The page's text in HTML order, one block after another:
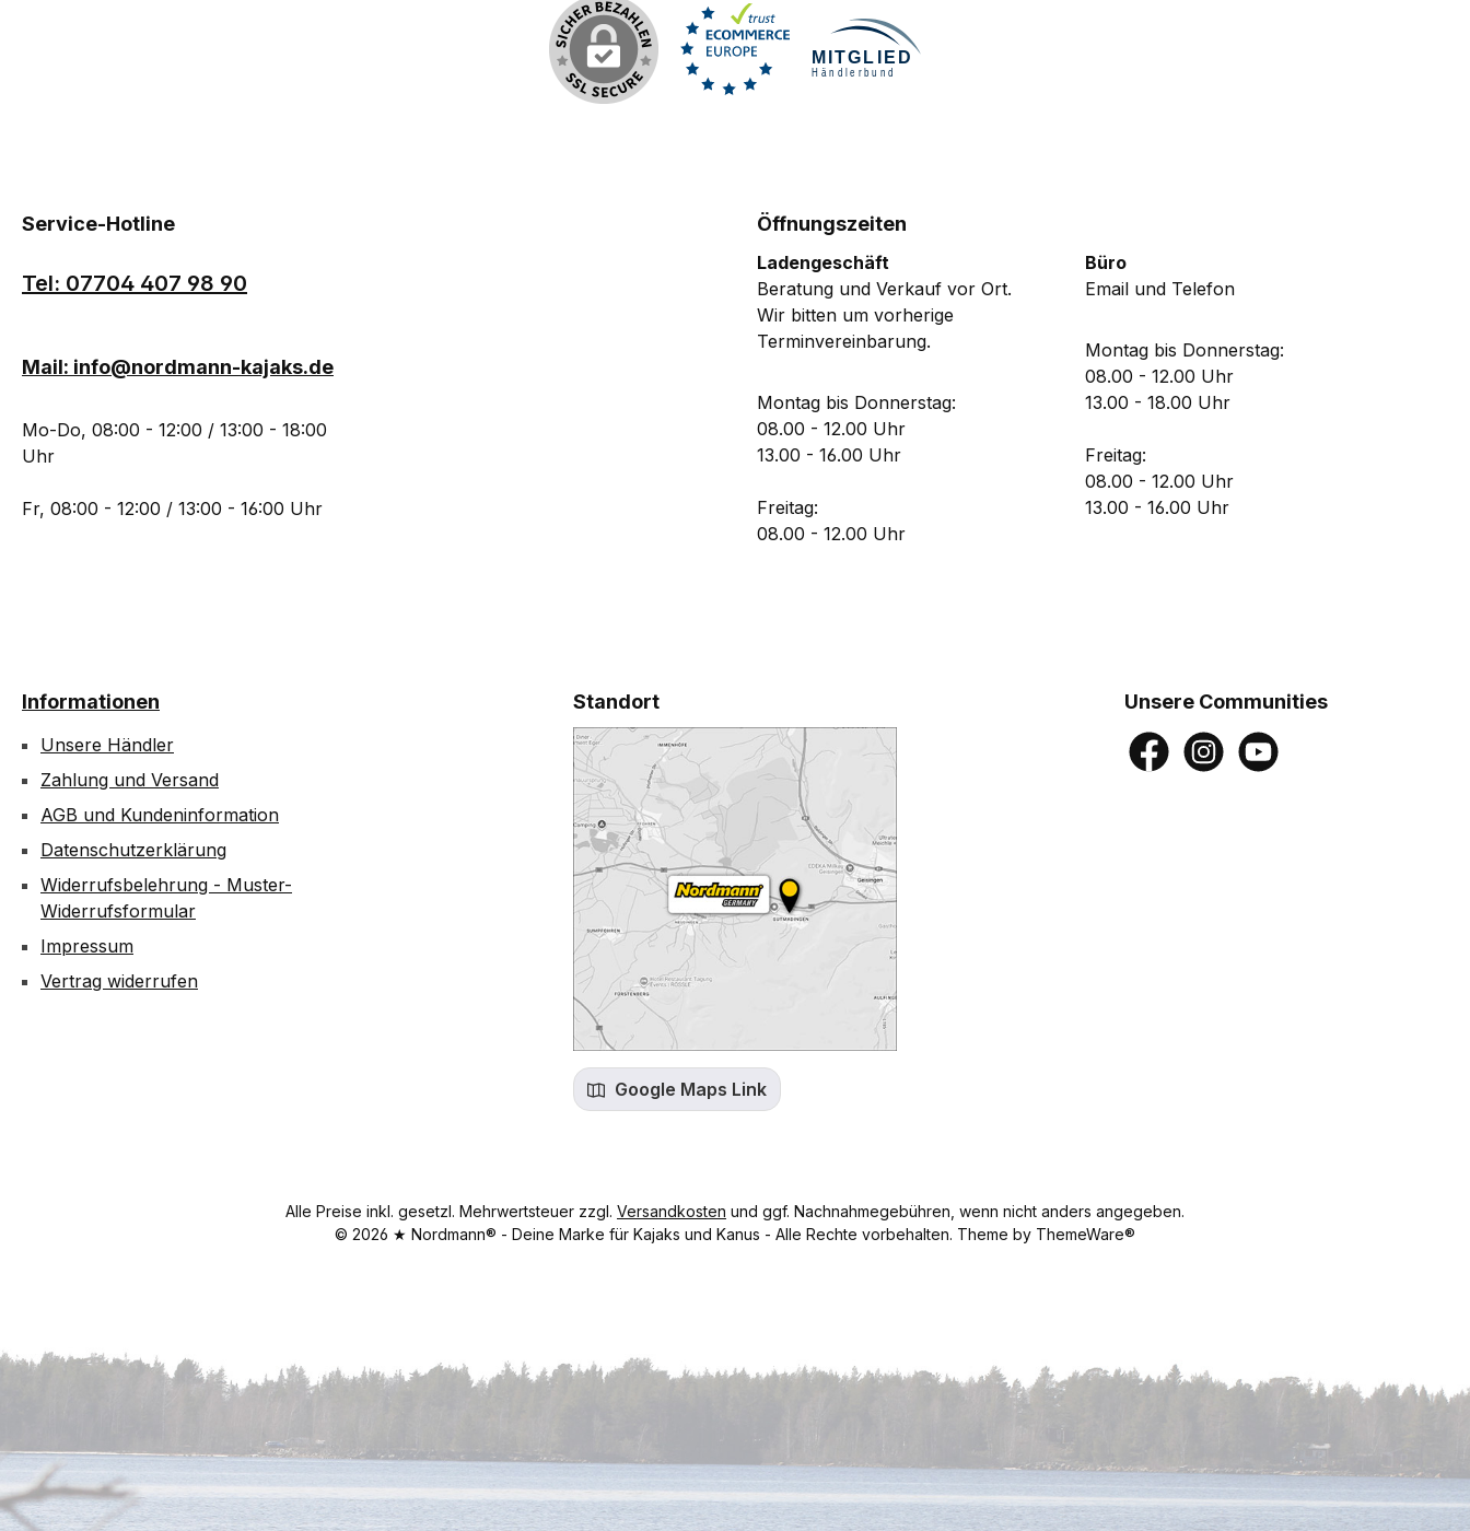
Service-Hotline
Tel: 07704 407 98 90
Mail: info@nordmann-kajaks.de
Mo-Do, 08:00 - 12:00 / 13:00 - 18:00
Uhr
Fr, 08:00 - 12:00 / 13:00 - 16:00 Uhr
Öffnungszeiten
Ladengeschäft
Beratung und Verkauf vor Ort.
Wir bitten um vorherige
Terminvereinbarung.
Montag bis Donnerstag:
08.00 - 12.00 Uhr
13.00 - 16.00 Uhr
Freitag:
08.00 - 12.00 Uhr
Büro
Email und Telefon
Montag bis Donnerstag:
08.00 - 12.00 Uhr
13.00 - 18.00 Uhr
Freitag:
08.00 - 12.00 Uhr
13.00 - 16.00 Uhr
Informationen
Unsere Händler
Zahlung und Versand
AGB und Kundeninformation
Datenschutzerklärung
Widerrufsbelehrung - Muster-
Widerrufsformular
Impressum
Vertrag widerrufen
Standort
Google Maps Link
Unsere Communities
FacebookInstagramYouTube
Alle Preise inkl. gesetzl. Mehrwertsteuer zzgl. Versandkosten und ggf. Nachnahmegebühren, wenn nicht anders angegeben.
© 2026 ★ Nordmann® - Deine Marke für Kajaks und Kanus - Alle Rechte vorbehalten. Theme by ThemeWare®